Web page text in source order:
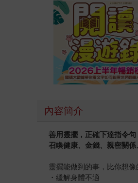
內容簡介
善用靈擺，正確下達指令句
召喚健康、金錢、親密關
靈擺能做到的事，比你想像
・緩解身體不適